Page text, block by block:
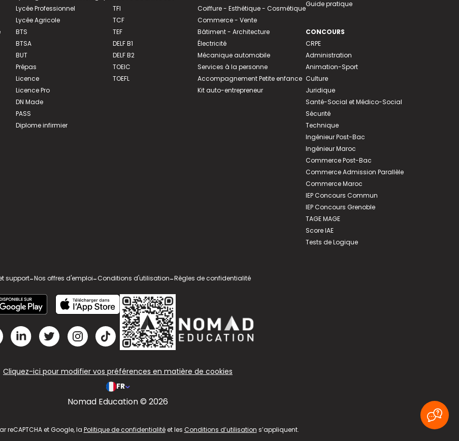
Lycée Professionnel
Lycée Agricole
BTS
BTSA
BUT
Prépas
Licence
Licence Pro
DN Made
PASS
Diplome infirmier
TFI
TCF
TEF
DELF B1
DELF B2
TOEIC
TOEFL
Coiffure - Esthétique - Cosmétique
Commerce - Vente
Bâtiment - Architecture
Électricité
Mécanique automobile
Services à la personne
Accompagnement Petite enfance
Kit auto-entrepreneur
Guide pratique
CONCOURS
CRPE
Administration
Animation-Sport
Culture
Juridique
Santé-Social et Médico-Social
Sécurité
Technique
Ingénieur Post-Bac
Ingénieur Maroc
Commerce Post-Bac
Commerce Admission Parallèle
Commerce Maroc
IEP Concours Commun
IEP Concours Grenoble
TAGE MAGE
Score IAE
Tests de Logique
support-Nos offres d'emploi-Conditions d'utilisation-Règles de confidentialité
Cliquez-ici pour modifier vos préférences en matière de cookies
FR
Nomad Education © 2026
reCAPTCHA et Google, la Politique de confidentialitéet les Conditions d’utilisation s’appliquent.